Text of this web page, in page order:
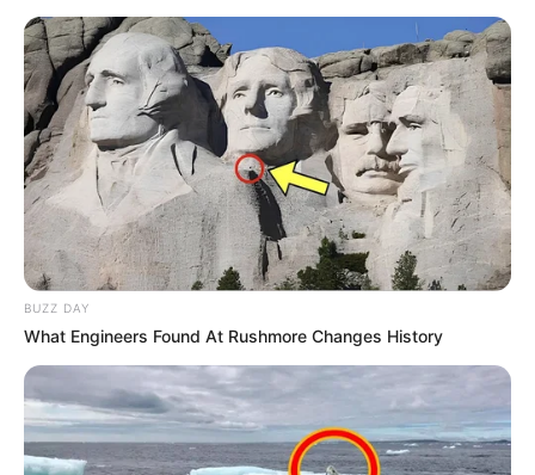
Weiter geht es hier mitVeranstaltungen in ganz Nie
dersachsen mit Bremen
. Veranstaltungen können
hier auchkostenlos eingetragenwerden.
Veranstaltungshinweise für Hannover sind auch
unterwww.visit-hannover.comzu finden.
Hier für den nächsten Urlaubkostenlose Kataloge b
estellen.
1 - 11
Hier gibt es Tipps, wie man eine
Ferienwohnung
gestaltenkann.
Veranstaltung in Hannover eintragen
BUZZ DAY
What Engineers Found At Rushmore Changes History